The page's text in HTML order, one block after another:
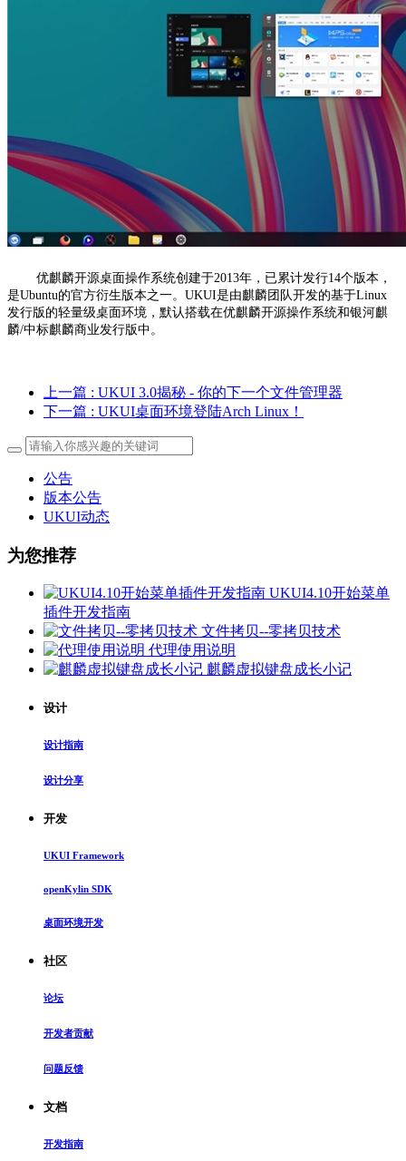
优麒麟开源桌面操作系统创建于2013年，已累计发行14个版本，
是Ubuntu的官方衍生版本之一。UKUI是由麒麟团队开发的基于Linux
发行版的轻量级桌面环境，默认搭载在优麒麟开源操作系统和银河麒
麟/中标麒麟商业发行版中。
上一篇 : UKUI 3.0揭秘 - 你的下一个文件管理器
下一篇 : UKUI桌面环境登陆Arch Linux！
公告
版本公告
UKUI动态
为您推荐
UKUI4.10开始菜单
插件开发指南
文件拷贝--零拷贝技术
代理使用说明
麒麟虚拟键盘成长小记
设计
设计指南
设计分享
开发
UKUI Framework
openKylin SDK
桌面环境开发
社区
论坛
开发者贡献
问题反馈
文档
开发指南